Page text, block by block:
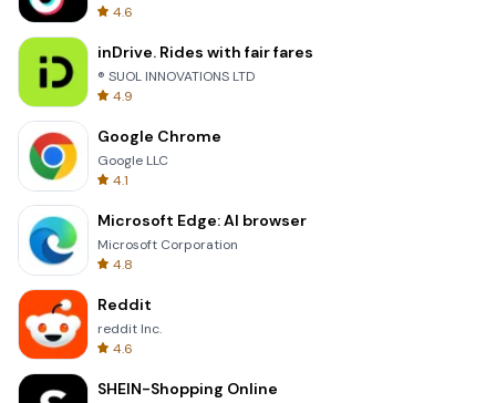
4.6
inDrive. Rides with fair fares
® SUOL INNOVATIONS LTD
4.9
Google Chrome
Google LLC
4.1
Microsoft Edge: AI browser
Microsoft Corporation
4.8
Reddit
reddit Inc.
4.6
SHEIN-Shopping Online